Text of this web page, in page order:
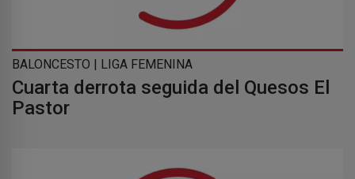
BALONCESTO | LIGA FEMENINA
Cuarta derrota seguida del Quesos El
Pastor